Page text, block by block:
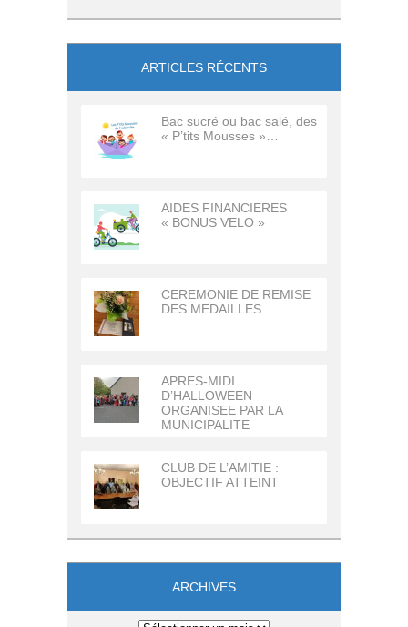
ARTICLES RÉCENTS
Bac sucré ou bac salé, des
« P’tits Mousses »…
AIDES FINANCIERES
« BONUS VELO »
CEREMONIE DE REMISE
DES MEDAILLES
APRES-MIDI
D’HALLOWEEN
ORGANISEE PAR LA
MUNICIPALITE
CLUB DE L’AMITIE :
OBJECTIF ATTEINT
ARCHIVES